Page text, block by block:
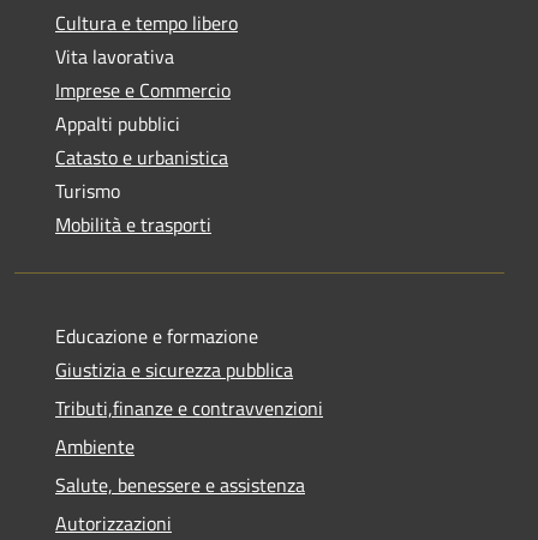
Cultura e tempo libero
Vita lavorativa
Imprese e Commercio
Appalti pubblici
Catasto e urbanistica
Turismo
Mobilità e trasporti
Educazione e formazione
Giustizia e sicurezza pubblica
Tributi,finanze e contravvenzioni
Ambiente
Salute, benessere e assistenza
Autorizzazioni